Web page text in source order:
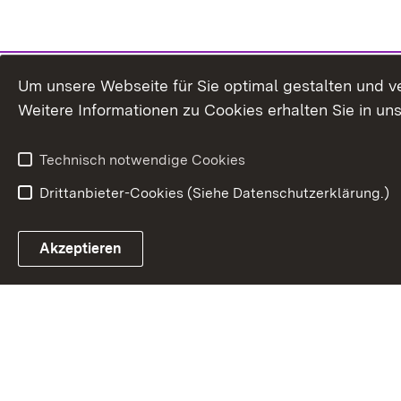
Um unsere Webseite für Sie optimal gestalten und
Weitere Informationen zu Cookies erhalten Sie in
Technisch notwendige Cookies
Drittanbieter-Cookies (Siehe Datenschutzerklärung.)
Akzeptieren